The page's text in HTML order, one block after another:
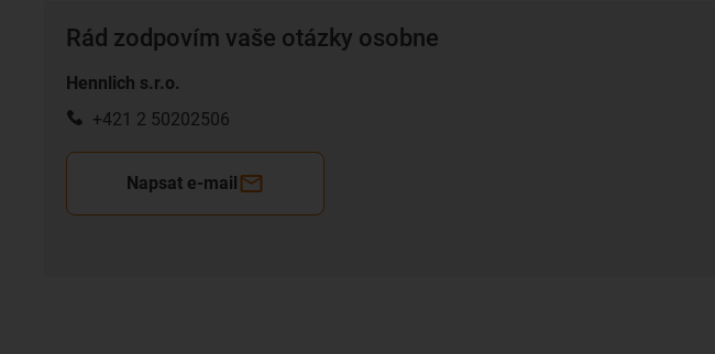
Rád zodpovím vaše otázky osobne
Hennlich s.r.o.
+421 2 50202506
Napsat e-mail